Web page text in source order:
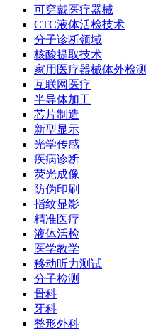
可穿戴医疗器械
CTC液体活检技术
分子诊断领域
核酸提取技术
家用医疗器械体外检测
互联网医疗
半导体加工
芯片制造
新型显示
光学传感
疾病诊断
荧光成像
防伪印刷
指纹显影
精准医疗
液体活检
医学教学
移动听力测试
分子检测
骨科
牙科
整形外科